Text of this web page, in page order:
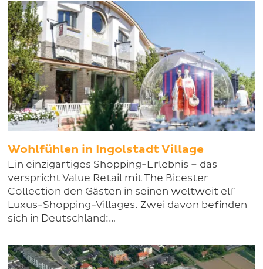
Wohlfühlen in Ingolstadt Village
Ein einzigartiges Shopping-Erlebnis – das
verspricht Value Retail mit The Bicester
Collection den Gästen in seinen weltweit elf
Luxus-Shopping-Villages. Zwei davon befinden
sich in Deutschland:…